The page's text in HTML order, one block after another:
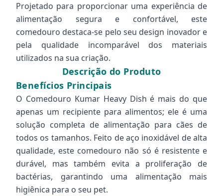
Projetado para proporcionar uma experiência de
alimentação segura e confortável, este
comedouro destaca-se pelo seu design inovador e
pela qualidade incomparável dos materiais
utilizados na sua criação.
Descrição do Produto
Benefícios Principais
O Comedouro Kumar Heavy Dish é mais do que
apenas um recipiente para alimentos; ele é uma
solução completa de alimentação para cães de
todos os tamanhos. Feito de aço inoxidável de alta
qualidade, este comedouro não só é resistente e
durável, mas também evita a proliferação de
bactérias, garantindo uma alimentação mais
higiênica para o seu pet.